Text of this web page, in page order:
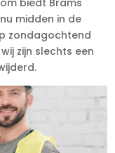
midden in de
zondagochtend
zijn slechts een